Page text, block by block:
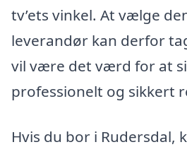
tv’ets vinkel. At vælge
leverandør kan derfor
vil være det værd for at
professionelt og sikkert
Hvis du bor i Rudersdal,